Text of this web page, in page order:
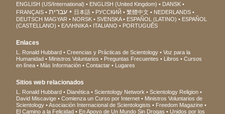
ENGLISH (US/International) ENGLISH (United Kingdom)
DANSK
FRANÇAIS
עברית 日本語 РУССКИЙ 繁體中文
NEDERLANDS
DEUTSCH MAGYAR NORSK SVENSKA ESPAÑOL (LATINO)
ESPAÑOL
(CASTELLANO)
ΕΛΛΗΝΙΚA ITALIANO PORTUGUÊS
Enlaces
L. Ronald Hubbard Creencias y Prácticas de Scientology
Voz para la
Humanidad
Ministros Voluntarios Preguntas Frecuentes Libros
Cursos
en línea
Más Información Contactar Lugares
Sitios web relacionados
L. Ronald Hubbard Dianética Scientology Network
Scientology Religion
David Miscavige
Comienza un Curso por Internet
Ministros Voluntarios de
Scientology
Asociación Internacional de Scientologists
Freedom Magazine
El Camino a la Felicidad
En Apoyo de Un Mundo Sin Drogas Unidos por los